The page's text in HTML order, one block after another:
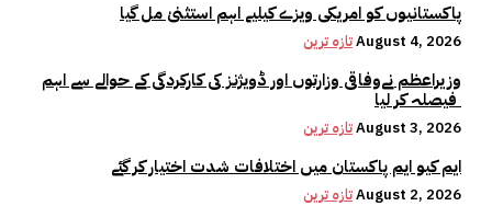
پاکستانیوں کو امریکی ویزے کیلیے اہم استثنیٰ مل گیا
تازہ ترینAugust 4, 2026
وزیراعظم نےوفاقی وزارتوں اور ڈویژنز کی کارکردگی کے حوالے سے اہم
تازہ ترینAugust 3, 2026
ایم کیو ایم پاکستان میں اختلافات شدت اختیار کر گئے
تازہ ترینAugust 2, 2026